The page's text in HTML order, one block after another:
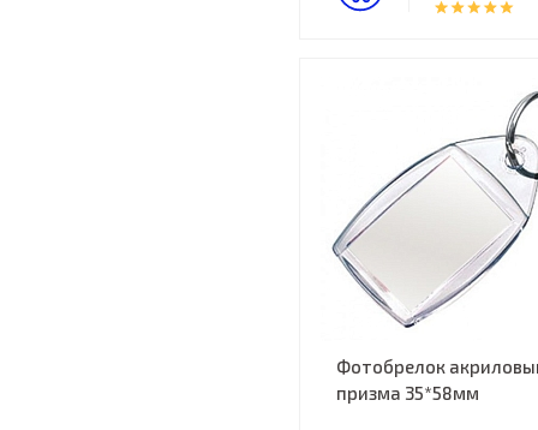
Фотобрелок
призма 35*58мм